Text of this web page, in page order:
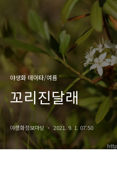
야생화 데이타/여름
꼬리진달래
야생화정보마당 2021. 9. 1. 07:50